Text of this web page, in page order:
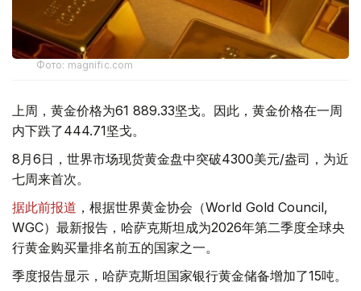
Фото: magnific.com
上周，黄金价格为61 889.33坚戈。因此，黄金价格在一周
内下跌了444.71坚戈。
8月6日，世界市场现货黄金盘中突破4300美元/盎司，为近
七周来首次。
据此前报道 ，根据世界黄金协会（World Gold Council,
WGC）最新报告，哈萨克斯坦成为2026年第二季度全球央
行黄金购买量排名前五的国家之一。
季度报告显示，哈萨克斯坦国家银行黄金储备增加了15吨。